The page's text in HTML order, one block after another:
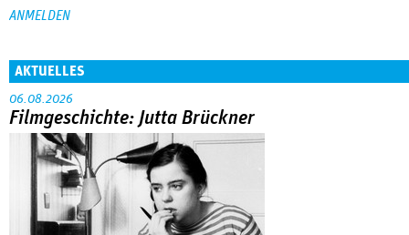
AKTUELLES
06.08.2026
Filmgeschichte: Jutta Brückner